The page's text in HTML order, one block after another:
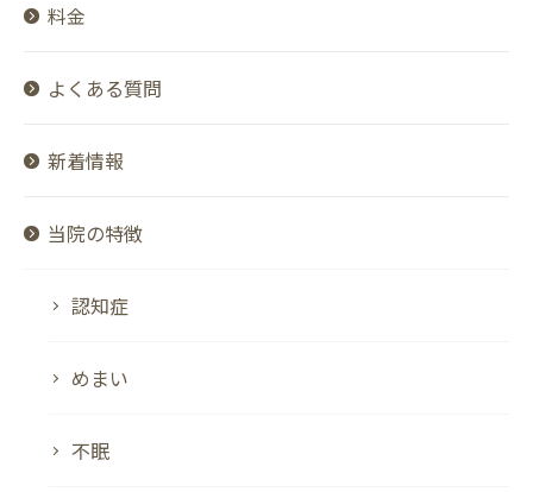
料金
よくある質問
新着情報
当院の特徴
認知症
めまい
不眠